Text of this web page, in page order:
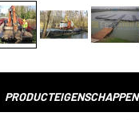
PRODUCTEIGENSCHAPPEN